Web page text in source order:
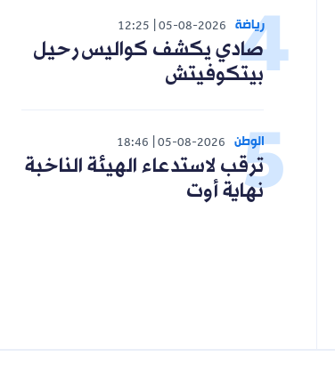
رياضة 05-08-2026
12:25
صادي يكشف كواليس رحيل
بيتكوفيتش
الوطن 05-08-2026
18:46
ترقب لاستدعاء الهيئة الناخبة
نهاية أوت